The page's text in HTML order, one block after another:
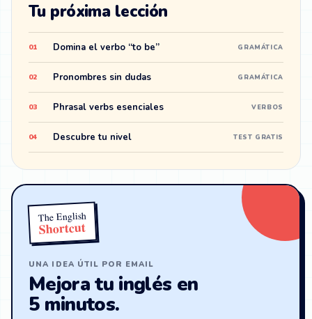
Tu próxima lección
01 Domina el verbo “to be” GRAMÁTICA
02 Pronombres sin dudas GRAMÁTICA
03 Phrasal verbs esenciales VERBOS
04 Descubre tu nivel TEST GRATIS
The English
Shortcut
UNA IDEA ÚTIL POR EMAIL
Mejora tu inglés en
5 minutos.